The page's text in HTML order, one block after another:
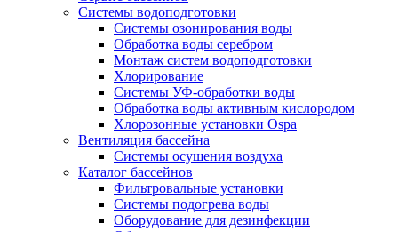
Системы водоподготовки
Системы озонирования воды
Обработка воды серебром
Монтаж систем водоподготовки
Хлорирование
Системы УФ-обработки воды
Обработка воды активным кислородом
Хлорозонные установки Ospa
Вентиляция бассейна
Системы осушения воздуха
Каталог бассейнов
Фильтровальные установки
Системы подогрева воды
Оборудование для дезинфекции